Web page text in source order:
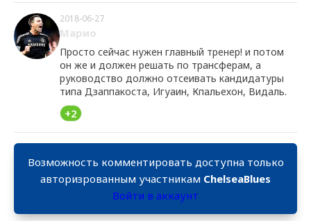
2018-06-27
Марио
Просто сейчас нужен главный тренер! и потом
он же и должен решать по трансферам, а
руководство должно отсеивать кандидатуры
типа Дзаппакоста, Игуаин, Кпальехон, Видаль.
+2
Возможность комментировать доступна только
авторизрованным участникам ChelseaBlues
Войти в аккаунт